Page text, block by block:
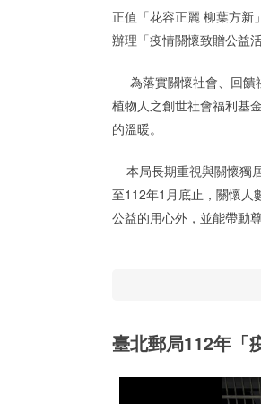
正值「花容正麗 柳葉方新
辦理「疫情關懷致贈公益
為落實關懷社會、回饋
植物人之創世社會福利基
的溫暖。
本局長期重視與關懷獨
至112年1月底止，關懷人
公益的用心外，並能帶動
臺北郵局112年「